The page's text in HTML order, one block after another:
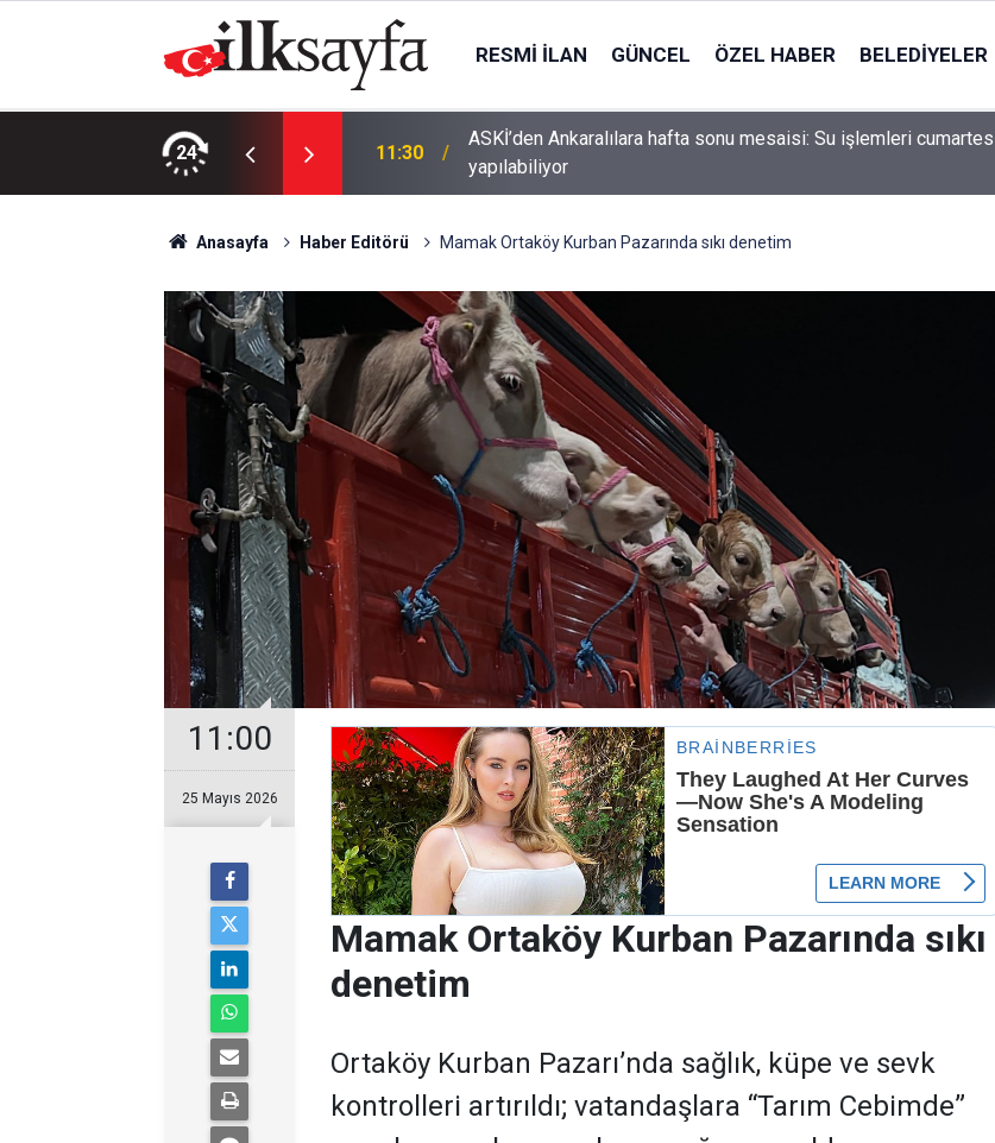
RESMI İLAN GÜNCEL ÖZEL HABER BELEDIYELER
24
mesaisi: Su işlemleri cumartesi de
11:10 Aileden topluma uzanan huzur yolunun dört temel unsuru
Anasayfa Haber Editörü Mamak Ortaköy Kurban Pazarında sıkı denetim
11:00
25 Mayıs 2026
Mamak Ortaköy Kurban Pazarında sıkı
denetim
Ortaköy Kurban Pazarı’nda sağlık, küpe ve sevk
kontrolleri artırıldı; vatandaşlara “Tarım Cebimde”